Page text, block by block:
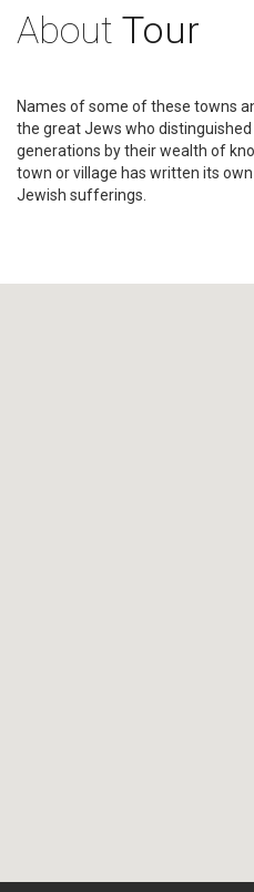
About Tour
Names of some of these towns
the great Jews who
generations by their wealth of
town or village has written its
Jewish sufferings.